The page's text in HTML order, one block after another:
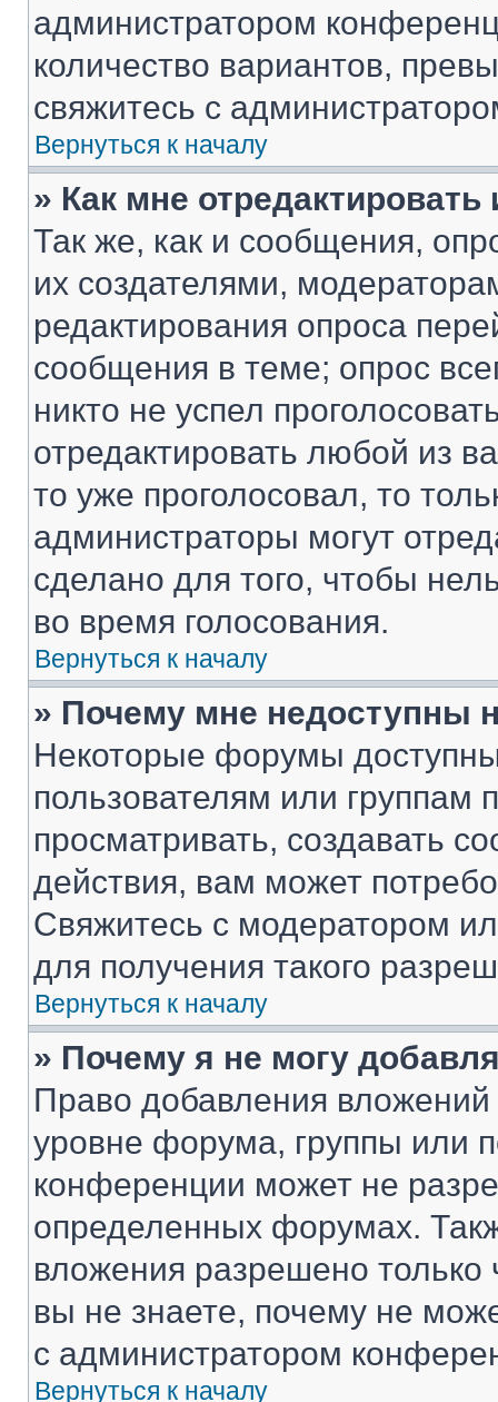
администратором
количество вариантов,
свяжитесь с
Вернуться к началу
» Как мне
Так же, как и сообщения,
их создателями,
редактирования опроса
сообщения в теме; опрос
никто не успел
отредактировать любой из
то уже проголосовал, то
администраторы могут
сделано для того, чтобы
во время голосования.
Вернуться к началу
» Почему мне недоступны
Некоторые форумы
пользователям или группам
просматривать, создавать
действия, вам может
Свяжитесь с модератором
для получения такого
Вернуться к началу
» Почему я не могу
Право добавления
уровне форума, группы или
конференции может не
определенных форумах.
вложения разрешено
вы не знаете, почему не
с администратором
Вернуться к началу